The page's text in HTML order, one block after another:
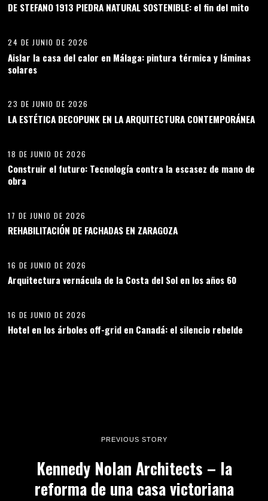
DE STEFANO 1913 PIEDRA NATURAL SOSTENIBLE: el fin del mito
09
24 DE JUNIO DE 2026
Aislar la casa del calor en Málaga: pintura térmica y láminas
solares
23 DE JUNIO DE 2026
LA ESTÉTICA DECOPUNK EN LA ARQUITECTURA CONTEMPORÁNEA
11
18 DE JUNIO DE 2026
Construir el futuro: Tecnología contra la escasez de mano de
obra
17 DE JUNIO DE 2026
REHABILITACIÓN DE FACHADAS EN ZARAGOZA
16 DE JUNIO DE 2026
Arquitectura vernácula de la Costa del Sol en los años 6014
16 DE JUNIO DE 2026
Hotel en los árboles off-grid en Canadá: el silencio rebelde
PREVIOUS STORY
Kennedy Nolan Architects – la
reforma de una casa victoriana